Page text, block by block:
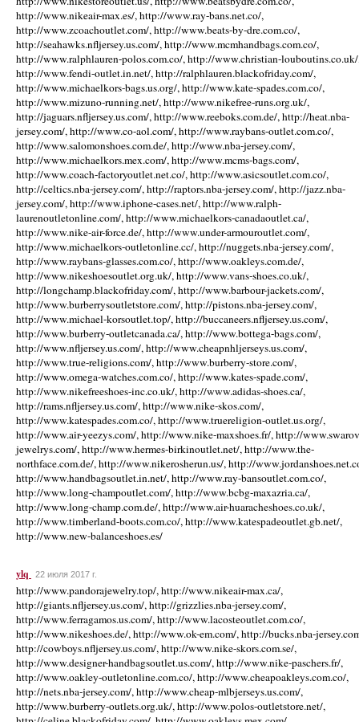
ylq 22 июля 2017 г.
http://www.pandorajewelry.top/, http://www.nikeair-max.ca/,
http://giants.nfljersey.us.com/, http://grizzlies.nba-jersey.com/,
http://www.ferragamos.us.com/, http://www.lacosteoutlet.com.co/,
http://www.nikeshoes.de/, http://www.ok-em.com/, http://bucks.nba-
http://cowboys.nfljersey.us.com/, http://www.nike-skors.com.se/,
http://www.designer-handbagsoutlet.us.com/, http://www.nike-paschers.fr/,
http://www.oakley-outletonline.com.co/, http://www.cheapoakleys.com.co/,
http://nets.nba-jersey.com/, http://www.cheap-mlbjerseys.us.com/,
http://www.burberry-outlets.org.uk/, http://www.polos-outletstore.net/,